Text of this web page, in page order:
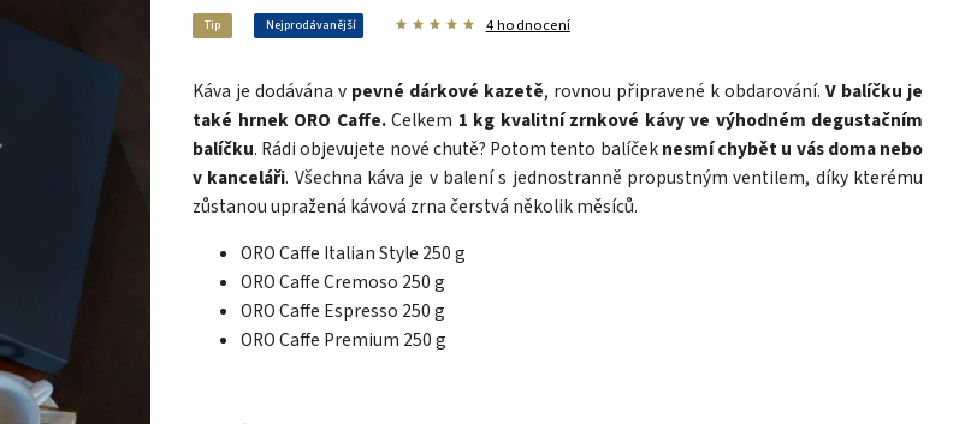
Tip Nejprodávanější 4 hodnocení
Káva je dodávána v pevné dárkové kazetě, rovnou připravené k obdarování. V balíčku je
také hrnek ORO Caffe.Celkem 1 kg kvalitní zrnkové kávy ve výhodném degustačním
balíčku. Rádi objevujete nové chutě? Potom tento balíčeknesmí chybět u vás doma nebo
v kanceláři. Všechna káva je v balení s jednostranně propustným ventilem, díky kterému
zůstanou upražená kávová zrna čerstvá několik měsíců.
ORO Caffe Italian Style 250 g
ORO Caffe Cremoso 250 g
ORO Caffe Espresso 250 g
ORO Caffe Premium 250 g